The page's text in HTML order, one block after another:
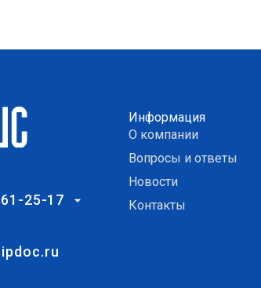
25-17
Информация
О компании
Вопросы и ответы
Новости
Контакты